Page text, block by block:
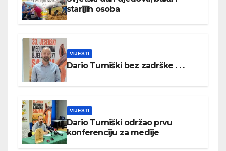
starijih osoba
VIJESTI
Dario Turniški bez zadrške . . .
VIJESTI
Dario Turniški održao prvu
konferenciju za medije